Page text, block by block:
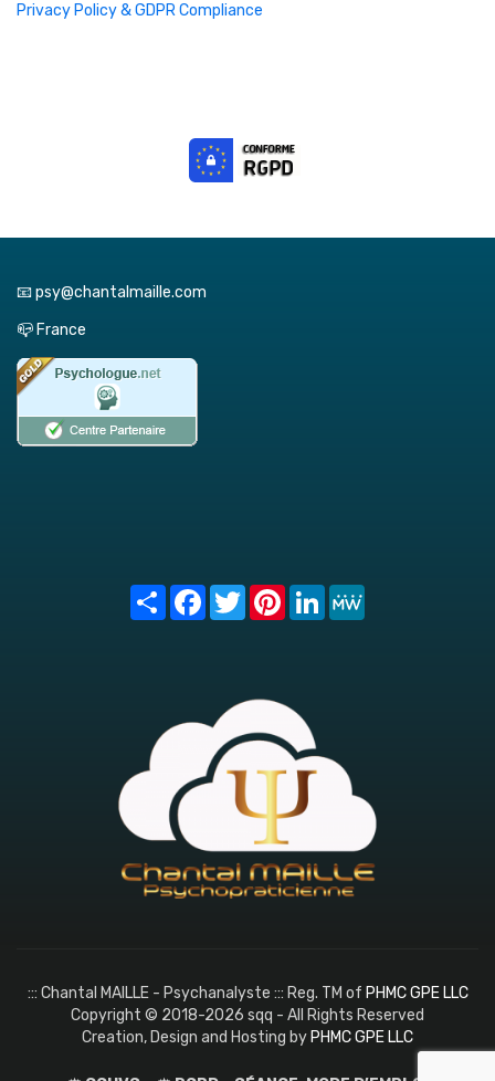
Privacy Policy & GDPR Compliance
📧 psy@chantalmaille.com
📪 France
Share FacebookTwitterPinterest
LinkedIn
::: Chantal MAILLE - Psychanalyste ::: Reg. TM of PHMC GPE LLC
Copyright © 2018-2026 sqq - All Rights Reserved
Creation, Design and Hosting byPHMC GPE LLC